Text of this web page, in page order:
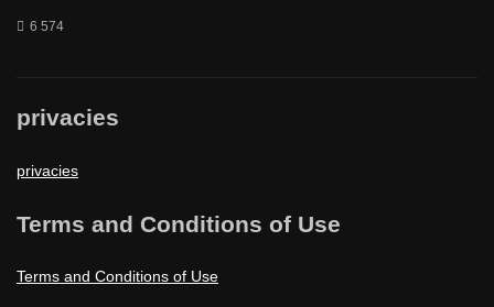
6 574
privacies
privacies
Terms and Conditions of Use
Terms and Conditions of Use